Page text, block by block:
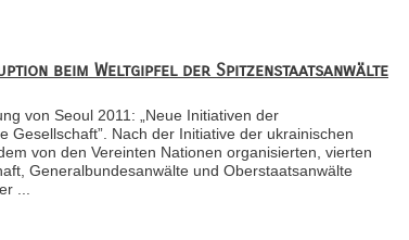
beim Weltgipfel der Spitzenstaatsanwälte
von Seoul 2011: „Neue Initiativen der
Gesellschaft”. Nach der Initiative der ukrainischen
von den Vereinten Nationen organisierten, vierten
Generalbundesanwälte und Oberstaatsanwälte
...